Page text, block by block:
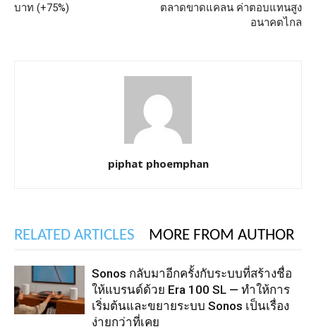
บาท (+75%)
ตลาดขาดแคลน ค่าตอบแทนสูง
อนาคตไกล
piphat phoemphan
RELATED ARTICLES MORE FROM AUTHOR
Sonos กลับมาอีกครั้งกับระบบที่สร้างชื่อ
ให้แบรนด์ด้วย Era 100 SL — ทำให้การ
เริ่มต้นและขยายระบบ Sonos เป็นเรื่อง
ง่ายกว่าที่เคย